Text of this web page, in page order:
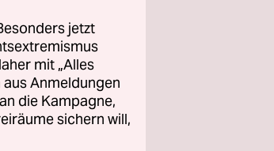
jetzt
mit „Alles
Anmeldungen
die Kampagne,
sichern will,